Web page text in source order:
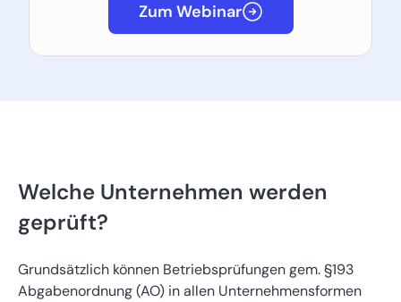
Zum Webinar
Welche Unternehmen werden
geprüft?
Grundsätzlich können Betriebsprüfungen gem. §193
Abgabenordnung (AO) in allen Unternehmensformen